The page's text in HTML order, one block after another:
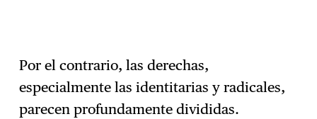
Por el contrario, las derechas,
especialmente las identitarias y radicales,
parecen profundamente divididas.